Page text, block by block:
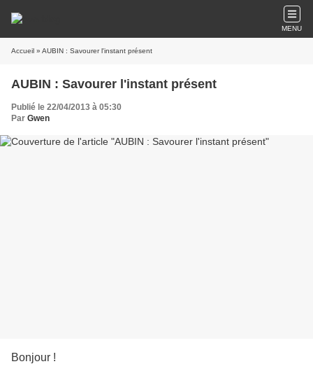
MENU
Accueil » AUBIN : Savourer l'instant présent
AUBIN : Savourer l'instant présent
Publié le 22/04/2013 à 05:30
Par Gwen
Bonjour !